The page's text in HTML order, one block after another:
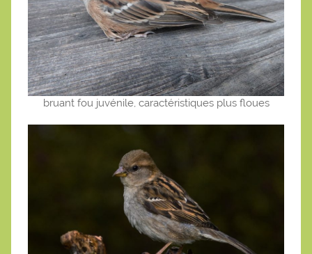
bruant fou juvénile, caractéristiques plus floues